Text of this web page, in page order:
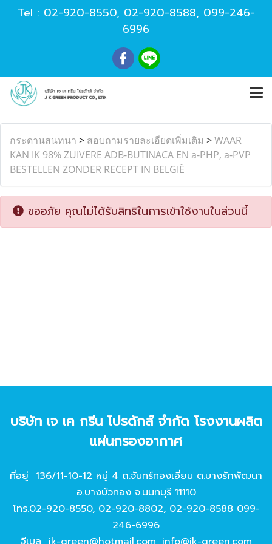
Tel : 02-920-8550, 02-920-8588, 099-246-
6996
กระดานสนทนา > สอบถามรายละเอียดเพิ่มเติม >WAAR
KAN IK 98% ZUIVERE ADB-BUTINACA EN a-PHP, a-PVP
BESTELLEN ZONDER RECEPT IN BELGIË
ขออภัย คุณไม่ได้รับสิทธิในการเข้าใช้งานในส่วนนี้
บริษัท เจ เค กรีน โปรดักส์ จํากัด โรงงานผลิต
แผ่นกรองอากาศ
ที่อยู่ 136/11-10-12 หมู่ 4 ถ.จันทร์ทองเอี่ยม ต.บางรักพัฒนา
อ.บางบัวทอง จ.นนทบุรี 11110
โทร.02-920-8550, 02-920-8802, 02-920-8588 099-
246-6996